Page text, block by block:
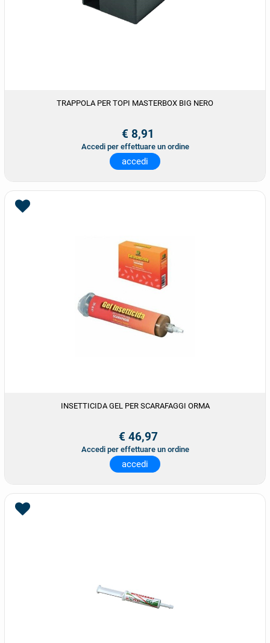
TRAPPOLA PER TOPI MASTERBOX BIG NERO
€ 8,91
Accedi per effettuare un ordine
accedi
INSETTICIDA GEL PER SCARAFAGGI ORMA
€ 46,97
Accedi per effettuare un ordine
accedi